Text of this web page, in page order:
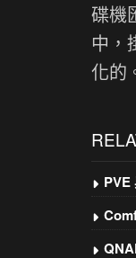
碟機
中，
化的
PVE